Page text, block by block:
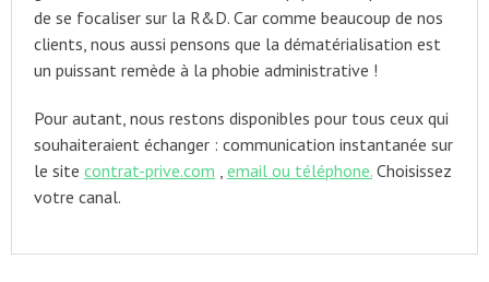
de se focaliser sur la R&D. Car comme beaucoup de nos
clients, nous aussi pensons que la dématérialisation est
un puissant remède à la phobie administrative !
Pour autant, nous restons disponibles pour tous ceux qui
souhaiteraient échanger : communication instantanée sur
le site contrat-prive.com email ou téléphone. Choisissez
votre canal.